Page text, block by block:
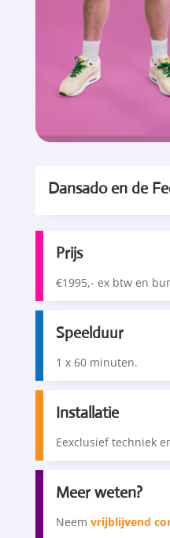
Dansado en de
Prijs
€1995,- ex btw en
Speelduur
1 x 60 minuten.
Installatie
Eexclusief techniek
Meer weten?
Neem vrijblijvend